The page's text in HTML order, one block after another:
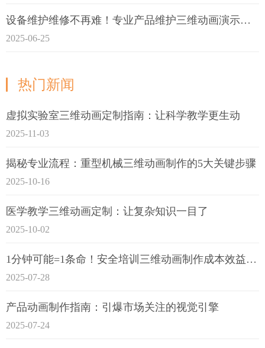
设备维护维修不再难！专业产品维护三维动画演示定制指南
2025-06-25
热门新闻
虚拟实验室三维动画定制指南：让科学教学更生动
2025-11-03
揭秘专业流程：重型机械三维动画制作的5大关键步骤
2025-10-16
医学教学三维动画定制：让复杂知识一目了
2025-10-02
1分钟可能=1条命！安全培训三维动画制作成本效益深度拆解
2025-07-28
产品动画制作指南：引爆市场关注的视觉引擎
2025-07-24